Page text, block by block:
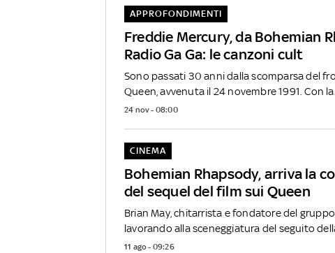
Freddie Mercury, da Bohemian
Radio Ga Ga: le canzoni cult
APPROFONDIMENTI
Sono passati 30 anni dalla scomparsa del
Queen, avvenuta il 24 novembre 1991. Con la...
24 nov - 08:00
Bohemian Rhapsody, arriva la
del sequel del film sui Queen
CINEMA
Brian May, chitarrista e fondatore del
lavorando alla sceneggiatura del seguito
11 ago - 09:26